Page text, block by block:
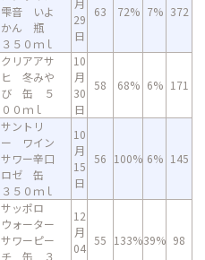
雫音 いよ
かん 瓶
３５０ｍｌ
月
29
日
63 72% 7% 372
クリアアサ
ヒ 冬みや
び 缶 ５
００ｍｌ
10
月
30
日
58 68% 6% 171
サントリ
ー ワイン
サワー辛口
ロゼ 缶
３５０ｍｌ
10
月
15
日
56 100% 6% 145
サッポロ
ウォーター
サワーピー
チ 缶 ３
12
月
04
55 133%39% 98